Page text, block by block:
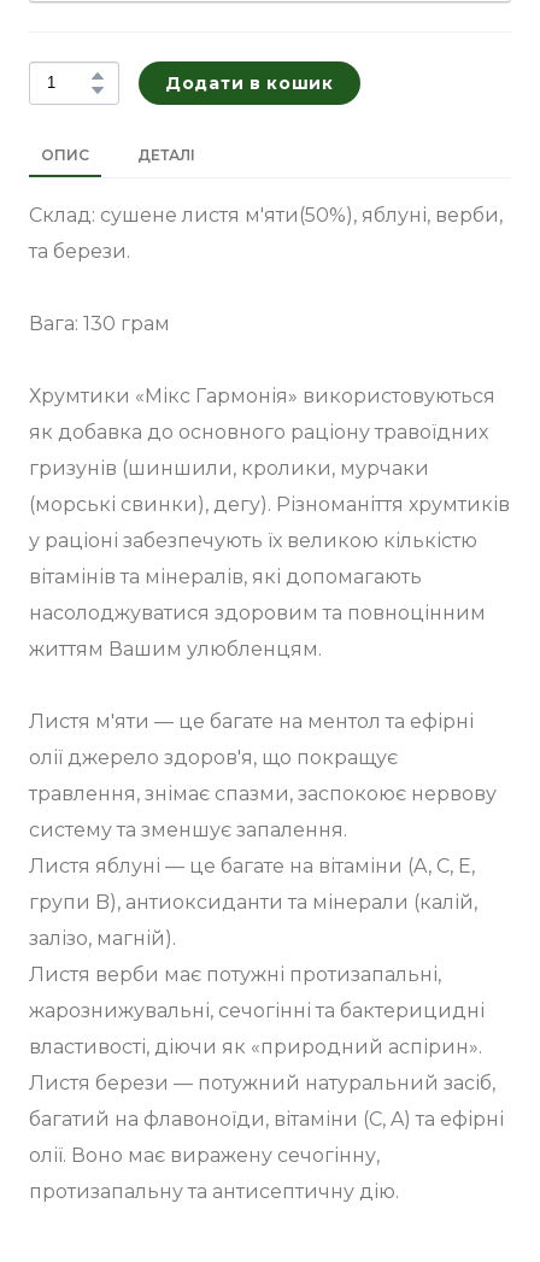
Додати в кошик
ОПИС ДЕТАЛІ
Склад: сушене листя м'яти(50%), яблуні, верби,
та берези.
Вага: 130 грам
Хрумтики «Мікс Гармонія» використовуються
як добавка до основного раціону травоїдних
гризунів (шиншили, кролики, мурчаки
(морські свинки), дегу). Різноманіття хрумтиків
у раціоні забезпечують їх великою кількістю
вітамінів та мінералів, які допомагають
насолоджуватися здоровим та повноцінним
життям Вашим улюбленцям.
Листя м'яти — це багате на ментол та ефірні
олії джерело здоров'я, що покращує
травлення, знімає спазми, заспокоює нервову
систему та зменшує запалення.
Листя яблуні — це багате на вітаміни (A, C, E,
групи B), антиоксиданти та мінерали (калій,
залізо, магній).
Листя верби має потужні протизапальні,
жарознижувальні, сечогінні та бактерицидні
властивості, діючи як «природний аспірин».
Листя берези — потужний натуральний засіб,
багатий на флавоноїди, вітаміни (C, A) та ефірні
олії. Воно має виражену сечогінну,
протизапальну та антисептичну дію.